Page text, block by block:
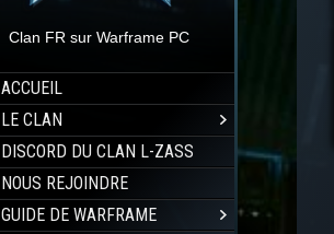
Clan FR sur Warframe PC
ACCUEIL
LE CLAN
DISCORD DU CLAN L-ZASS
NOUS REJOINDRE
GUIDE DE WARFRAME